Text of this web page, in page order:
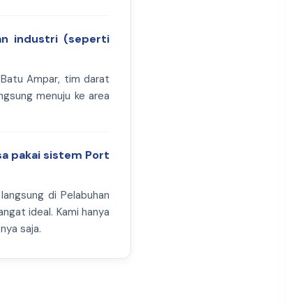
industri (seperti
Ampar, tim darat
menuju ke area
pakai sistem Port
di Pelabuhan
ideal. Kami hanya
saja.